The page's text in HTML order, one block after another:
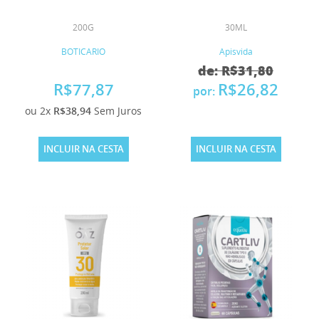
200G
BOTICARIO
R$77,87
ou 2x R$38,94 Sem Juros
INCLUIR NA CESTA
30ML
Apisvida
de: R$31,80
por: R$26,82
INCLUIR NA CESTA